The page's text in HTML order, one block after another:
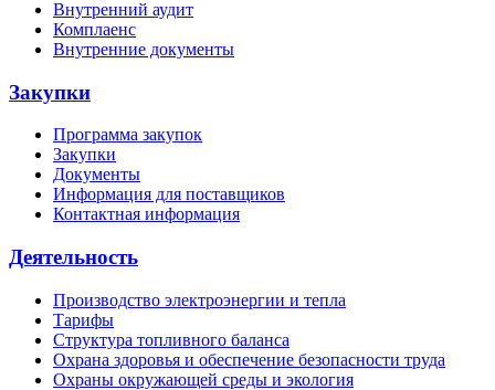
Внутренний аудит
Комплаенс
Внутренние документы
Закупки
Программа закупок
Закупки
Документы
Информация для поставщиков
Контактная информация
Деятельность
Производство электроэнергии и тепла
Тарифы
Структура топливного баланса
Охрана здоровья и обеспечение безопасности труда
Охраны окружающей среды и экология